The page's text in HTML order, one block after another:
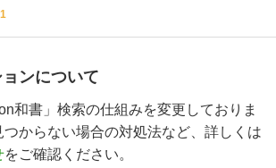
ンについて
和書」検索の仕組みを変更しておりま
からない場合の対処法など、詳しくは
をご確認ください。